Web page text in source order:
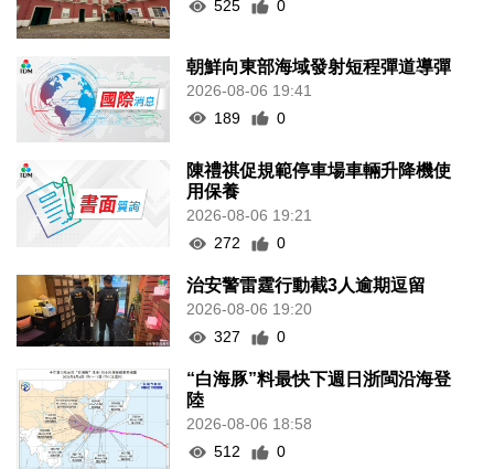
525 0
朝鮮向東部海域發射短程彈道導彈
2026-08-06 19:41
189
0
陳禮祺促規範停車場車輛升降機使
用保養
2026-08-06 19:21
272
0
治安警雷霆行動截3人逾期逗留
2026-08-06 19:20
327
0
“白海豚”料最快下週日浙閩沿海登
陸
2026-08-06 18:58
512
0